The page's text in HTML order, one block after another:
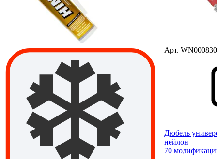
Арт.
Дюбель
нейлон
70